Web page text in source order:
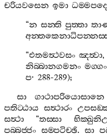
චරියවසෙන ඉමා ධම‍්මපදෙ
“න සන‍්ති පුත‍්තා
“එතමත්‍ථවසං ඤත්‍වා
නිබ‍්බානගමනං මග‍්ගං
ප· 288-289);
සා
ගාථාපරියොසානෙ
පතිට‍්ඨාය සත්‍ථාරං
සත්‍ථා “තස‍්සා
පබ‍්බජ‍්ජං සම‍්පටිච‍්ඡි. සා